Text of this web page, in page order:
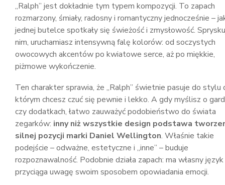
„Ralph” jest dokładnie tym typem kompozycji. To zapach
rozmarzony, śmiały, radosny i romantyczny jednocześnie –
jednej butelce spotkały się świeżość i zmysłowość.
nim, uruchamiasz intensywną falę kolorów: od soczystych
owocowych akcentów po kwiatowe serce, aż po miękkie,
piżmowe wykończenie.
Ten charakter sprawia, że „Ralph” świetnie pasuje do stylu
którym chcesz czuć się pewnie i lekko. A gdy myślisz o
czy dodatkach, łatwo zauważyć podobieństwo do świata
zegarków: inny niż wszystkie design podstawa
silnej pozycji marki Daniel Wellington. Właśnie takie
podejście – odważne, estetyczne i „inne” – buduje
rozpoznawalność. Podobnie działa zapach: ma własny
przyciąga uwagę swoim sposobem opowiadania emocji.